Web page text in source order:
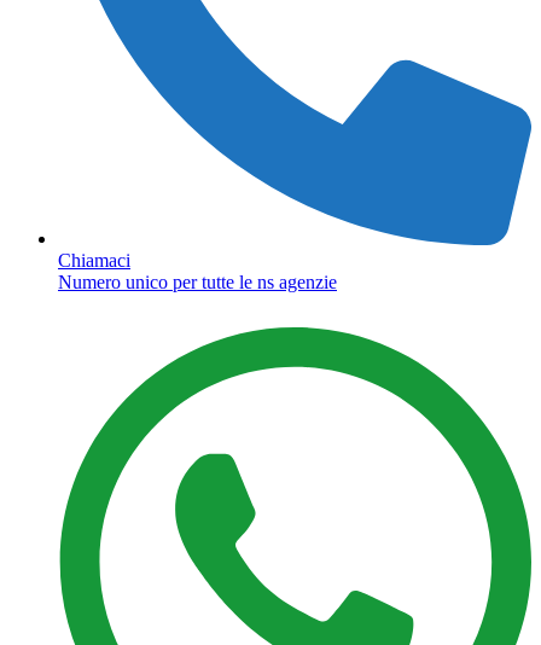
Chiamaci
Numero unico per tutte le ns agenzie